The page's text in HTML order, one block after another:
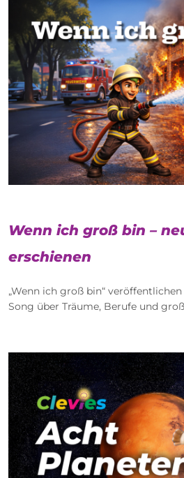
Wenn ich groß bin –
erschienen
„Wenn ich groß bin“
Song über Träume, Berufe und